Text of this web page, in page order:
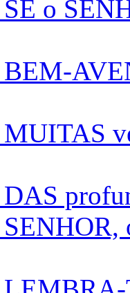
SE o
BEM-
MUITAS
DAS
SENHOR,